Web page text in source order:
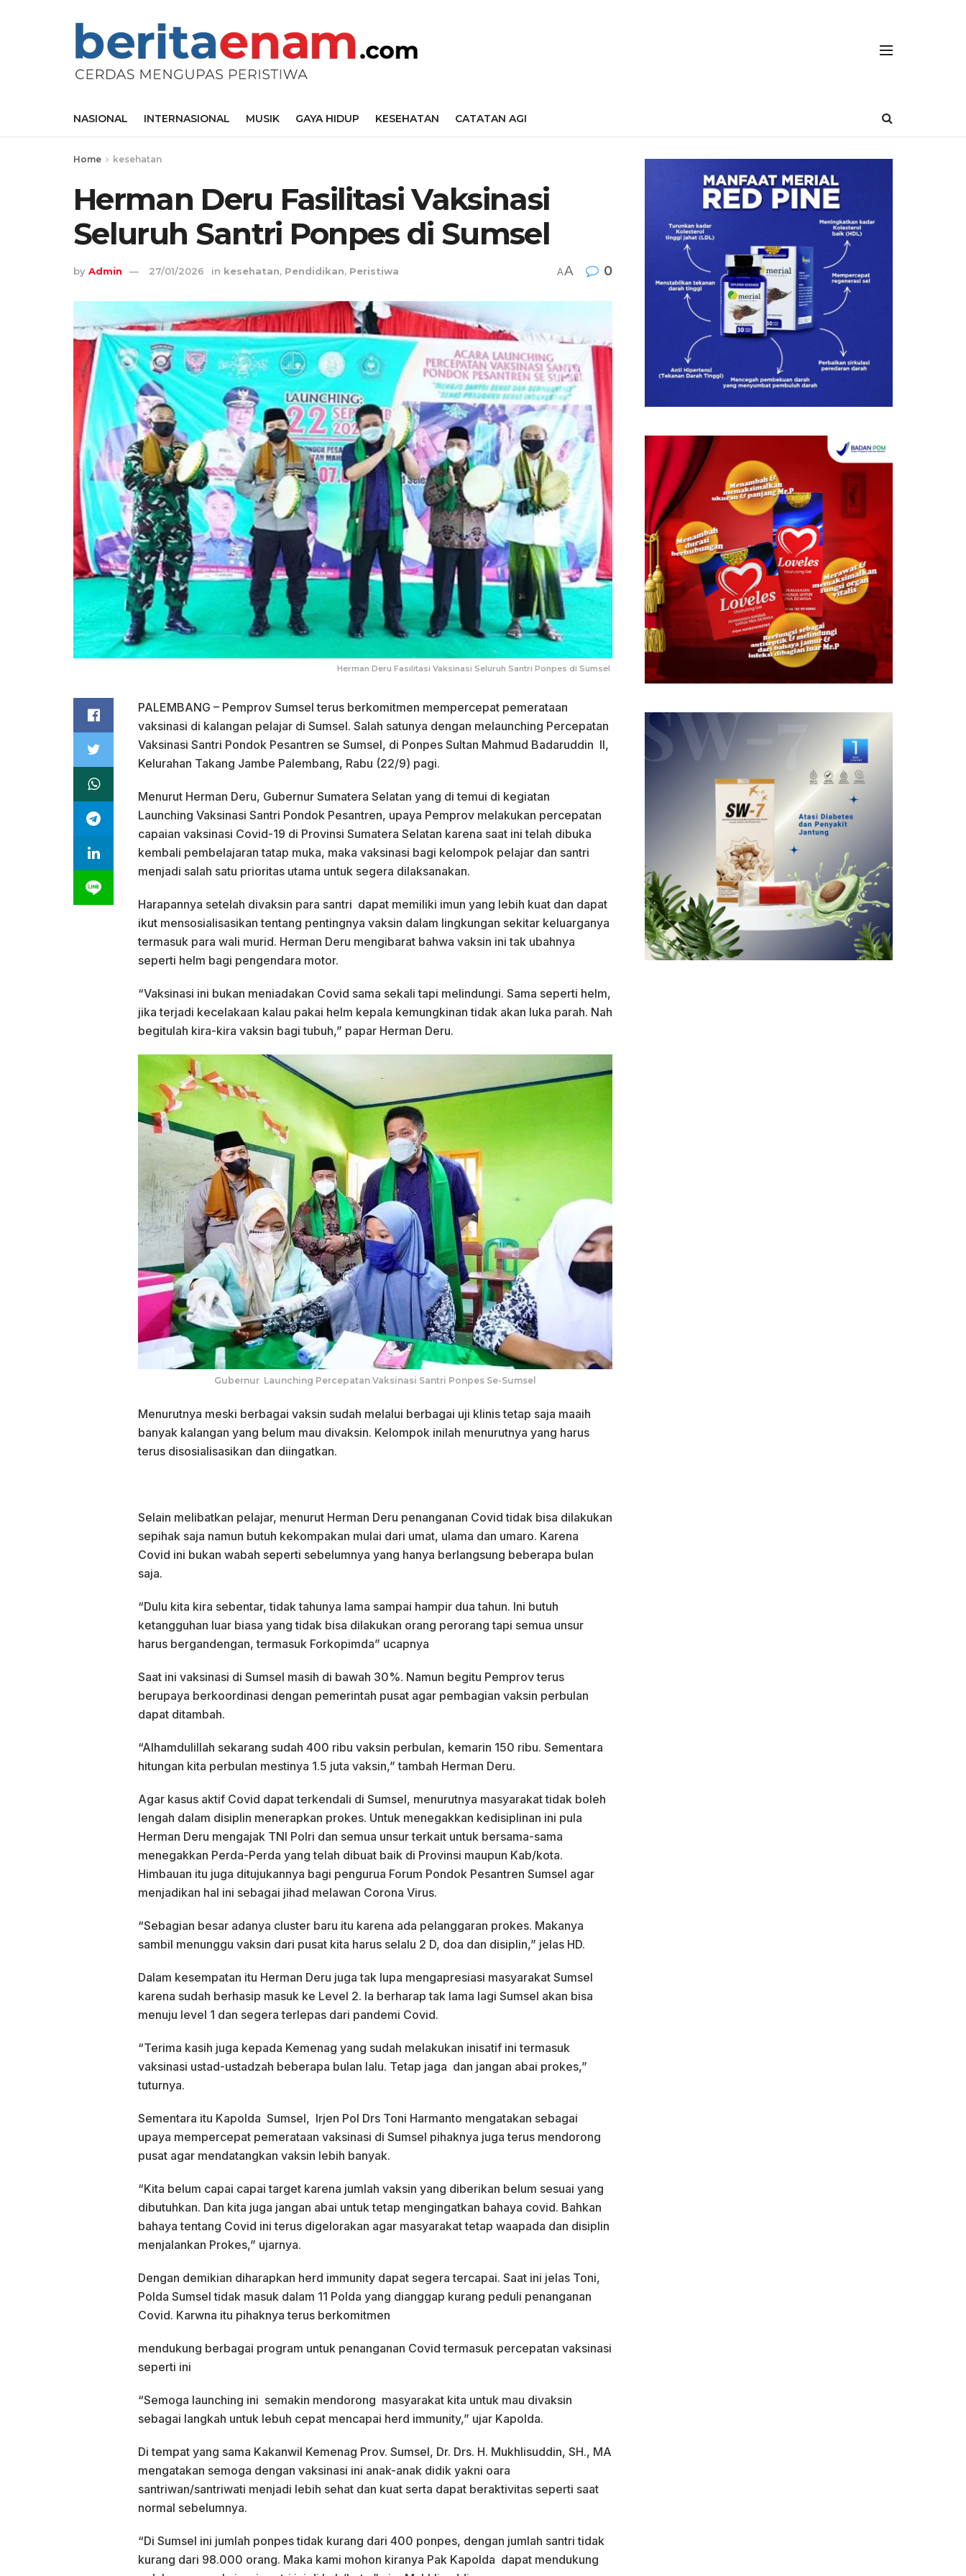
NASIONAL INTERNASIONAL MUSIK GAYA HIDUP KESEHATAN CATATAN AGI
Home kesehatan
Herman Deru Fasilitasi Vaksinasi
Seluruh Santri Ponpes di Sumsel
by Admin 27/01/2026 in kesehatan, Pendidikan, Peristiwa AA 0
Herman Deru Fasilitasi Vaksinasi Seluruh Santri Ponpes di Sumsel
PALEMBANG – Pemprov Sumsel terus berkomitmen mempercepat pemerataan
vaksinasi di kalangan pelajar di Sumsel. Salah satunya dengan melaunching Percepatan
Vaksinasi Santri Pondok Pesantren se Sumsel, di Ponpes Sultan Mahmud Badaruddin II,
Kelurahan Takang Jambe Palembang, Rabu (22/9) pagi.
Menurut Herman Deru, Gubernur Sumatera Selatan yang di temui di kegiatan
Launching Vaksinasi Santri Pondok Pesantren, upaya Pemprov melakukan percepatan
capaian vaksinasi Covid-19 di Provinsi Sumatera Selatan karena saat ini telah dibuka
kembali pembelajaran tatap muka, maka vaksinasi bagi kelompok pelajar dan santri
menjadi salah satu prioritas utama untuk segera dilaksanakan.
Harapannya setelah divaksin para santri dapat memiliki imun yang lebih kuat dan dapat
ikut mensosialisasikan tentang pentingnya vaksin dalam lingkungan sekitar keluarganya
termasuk para wali murid. Herman Deru mengibarat bahwa vaksin ini tak ubahnya
seperti helm bagi pengendara motor.
“Vaksinasi ini bukan meniadakan Covid sama sekali tapi melindungi. Sama seperti helm,
jika terjadi kecelakaan kalau pakai helm kepala kemungkinan tidak akan luka parah. Nah
begitulah kira-kira vaksin bagi tubuh,” papar Herman Deru.
Gubernur Launching Percepatan Vaksinasi Santri Ponpes Se-Sumsel
Menurutnya meski berbagai vaksin sudah melalui berbagai uji klinis tetap saja maaih
banyak kalangan yang belum mau divaksin. Kelompok inilah menurutnya yang harus
terus disosialisasikan dan diingatkan.
Selain melibatkan pelajar, menurut Herman Deru penanganan Covid tidak bisa dilakukan
sepihak saja namun butuh kekompakan mulai dari umat, ulama dan umaro. Karena
Covid ini bukan wabah seperti sebelumnya yang hanya berlangsung beberapa bulan
saja.
“Dulu kita kira sebentar, tidak tahunya lama sampai hampir dua tahun. Ini butuh
ketangguhan luar biasa yang tidak bisa dilakukan orang perorang tapi semua unsur
harus bergandengan, termasuk Forkopimda” ucapnya
Saat ini vaksinasi di Sumsel masih di bawah 30%. Namun begitu Pemprov terus
berupaya berkoordinasi dengan pemerintah pusat agar pembagian vaksin perbulan
dapat ditambah.
“Alhamdulillah sekarang sudah 400 ribu vaksin perbulan, kemarin 150 ribu. Sementara
hitungan kita perbulan mestinya 1.5 juta vaksin,” tambah Herman Deru.
Agar kasus aktif Covid dapat terkendali di Sumsel, menurutnya masyarakat tidak boleh
lengah dalam disiplin menerapkan prokes. Untuk menegakkan kedisiplinan ini pula
Herman Deru mengajak TNI Polri dan semua unsur terkait untuk bersama-sama
menegakkan Perda-Perda yang telah dibuat baik di Provinsi maupun Kab/kota.
Himbauan itu juga ditujukannya bagi pengurua Forum Pondok Pesantren Sumsel agar
menjadikan hal ini sebagai jihad melawan Corona Virus.
“Sebagian besar adanya cluster baru itu karena ada pelanggaran prokes. Makanya
sambil menunggu vaksin dari pusat kita harus selalu 2 D, doa dan disiplin,” jelas HD.
Dalam kesempatan itu Herman Deru juga tak lupa mengapresiasi masyarakat Sumsel
karena sudah berhasip masuk ke Level 2. Ia berharap tak lama lagi Sumsel akan bisa
menuju level 1 dan segera terlepas dari pandemi Covid.
“Terima kasih juga kepada Kemenag yang sudah melakukan inisatif ini termasuk
vaksinasi ustad-ustadzah beberapa bulan lalu. Tetap jaga dan jangan abai prokes,”
tuturnya.
Sementara itu Kapolda Sumsel, Irjen Pol Drs Toni Harmanto mengatakan sebagai
upaya mempercepat pemerataan vaksinasi di Sumsel pihaknya juga terus mendorong
pusat agar mendatangkan vaksin lebih banyak.
“Kita belum capai capai target karena jumlah vaksin yang diberikan belum sesuai yang
dibutuhkan. Dan kita juga jangan abai untuk tetap mengingatkan bahaya covid. Bahkan
bahaya tentang Covid ini terus digelorakan agar masyarakat tetap waapada dan disiplin
menjalankan Prokes,” ujarnya.
Dengan demikian diharapkan herd immunity dapat segera tercapai. Saat ini jelas Toni,
Polda Sumsel tidak masuk dalam 11 Polda yang dianggap kurang peduli penanganan
Covid. Karwna itu pihaknya terus berkomitmen
mendukung berbagai program untuk penanganan Covid termasuk percepatan vaksinasi
seperti ini
“Semoga launching ini semakin mendorong masyarakat kita untuk mau divaksin
sebagai langkah untuk lebuh cepat mencapai herd immunity,” ujar Kapolda.
Di tempat yang sama Kakanwil Kemenag Prov. Sumsel, Dr. Drs. H. Mukhlisuddin, SH., MA
mengatakan semoga dengan vaksinasi ini anak-anak didik yakni oara
santriwan/santriwati menjadi lebih sehat dan kuat serta dapat beraktivitas seperti saat
normal sebelumnya.
“Di Sumsel ini jumlah ponpes tidak kurang dari 400 ponpes, dengan jumlah santri tidak
kurang dari 98.000 orang. Maka kami mohon kiranya Pak Kapolda dapat mendukung